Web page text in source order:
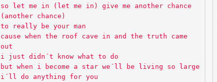
so let me in (let me in) give me another chance
(another chance)
to really be your man
cause when the roof cave in and the truth came
out
i just didn´t know what to do
but when i become a star we´ll be living so large
i´ll do anything for you